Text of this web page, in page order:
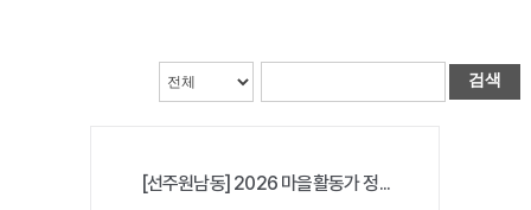
검색
[선주원남동] 2026 마을활동가 정...